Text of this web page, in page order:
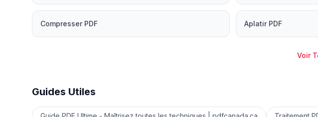
Compresser PDF Aplatir PDF
Voir
Guides Utiles